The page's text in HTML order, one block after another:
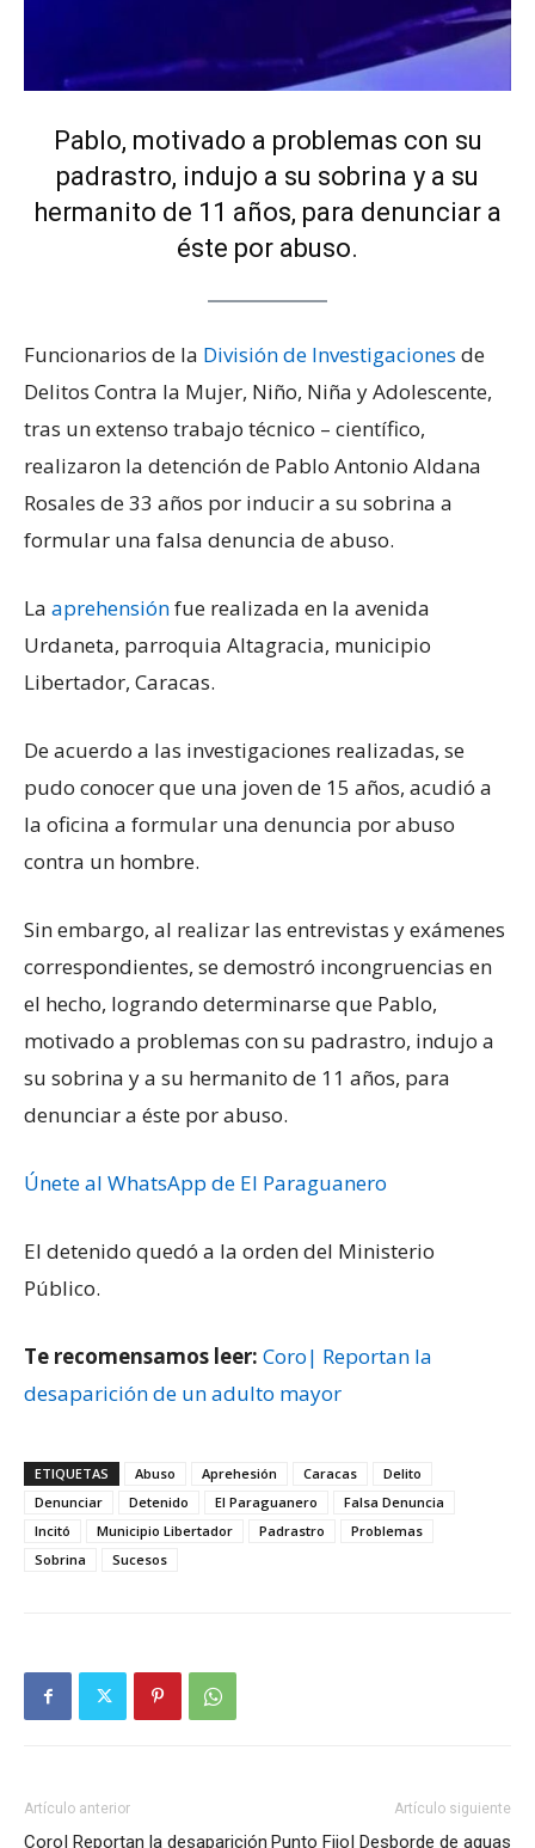
Pablo, motivado a problemas con su
padrastro, indujo a su sobrina y a su
hermanito de 11 años, para denunciar a
éste por abuso.
Funcionarios de la División de Investigaciones de
Delitos Contra la Mujer, Niño, Niña y Adolescente,
tras un extenso trabajo técnico – científico,
realizaron la detención de Pablo Antonio Aldana
Rosales de 33 años por inducir a su sobrina a
formular una falsa denuncia de abuso.
La aprehensiónfue realizada en la avenida
Urdaneta, parroquia Altagracia, municipio
Libertador, Caracas.
De acuerdo a las investigaciones realizadas, se
pudo conocer que una joven de 15 años, acudió a
la oficina a formular una denuncia por abuso
contra un hombre.
Sin embargo, al realizar las entrevistas y exámenes
correspondientes, se demostró incongruencias en
el hecho, logrando determinarse que Pablo,
motivado a problemas con su padrastro, indujo a
su sobrina y a su hermanito de 11 años, para
denunciar a éste por abuso.
Únete al WhatsApp de El Paraguanero
El detenido quedó a la orden del Ministerio
Público.
Te recomensamos leer: Coro| Reportan la
desaparición de un adulto mayor
ETIQUETAS Abuso Aprehesión Caracas
Delito
Denunciar
Detenido El Paraguanero
Falsa Denuncia
Incitó
Municipio Libertador Padrastro
Problemas
Sobrina
Sucesos
Artículo anterior
Coro| Reportan la desaparición
Artículo siguiente
Punto Fijo| Desborde de aguas